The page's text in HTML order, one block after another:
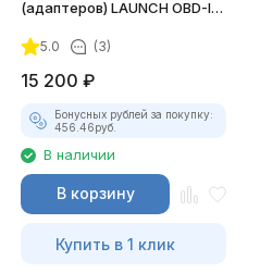
(адаптеров) LAUNCH OBD-I
12 шт
5.0 (3)
15 200 ₽
Бонусных рублей за покупку:
456.46руб.
В наличии
В корзину
Купить в 1 клик